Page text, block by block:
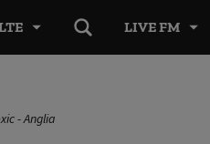
LIVE FM
- Anglia